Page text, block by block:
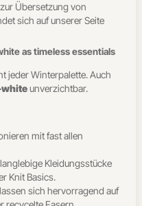
Übersetzung von
sich auf unserer Seite
as timeless essentials
jeder Winterpalette. Auch
whiteunverzichtbar.
mit fast allen
Kleidungsstücke
Knit Basics.
sich hervorragend auf